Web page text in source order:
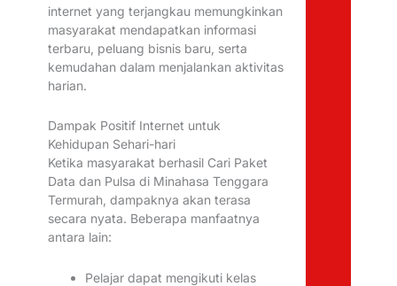
internet yang terjangkau memungkinkan
masyarakat mendapatkan informasi
terbaru, peluang bisnis baru, serta
kemudahan dalam menjalankan aktivitas
harian.
Dampak Positif Internet untuk
Kehidupan Sehari-hari
Ketika masyarakat berhasil Cari Paket
Data dan Pulsa di Minahasa Tenggara
Termurah, dampaknya akan terasa
secara nyata. Beberapa manfaatnya
antara lain:
Pelajar dapat mengikuti kelas